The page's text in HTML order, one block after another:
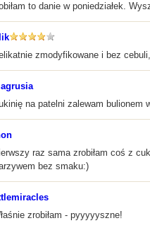
to danie w poniedziałek.
zmodyfikowane i bez
na patelni zalewam bulionem
raz sama zrobiłam coś z
bez smaku:)
zrobiłam - pyyyyyszne!